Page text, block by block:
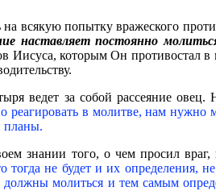
всякую попытку вражеского
наставляет постоянно
Иисуса, которым Он противостал
ведет за собой рассеяние
реагировать в молитве, нам нужно
планы.
знании того, о чем просил
тогда не будет и их
молиться и тем самым